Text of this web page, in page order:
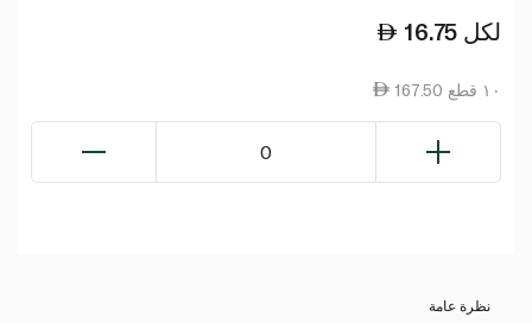
16.75 لكل
167.50 ١٠ قطع
0
نظرة عامة